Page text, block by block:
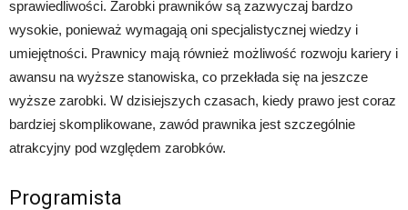
sprawiedliwości. Zarobki prawników są zazwyczaj bardzo
wysokie, ponieważ wymagają oni specjalistycznej wiedzy i
umiejętności. Prawnicy mają również możliwość rozwoju kariery i
awansu na wyższe stanowiska, co przekłada się na jeszcze
wyższe zarobki. W dzisiejszych czasach, kiedy prawo jest coraz
bardziej skomplikowane, zawód prawnika jest szczególnie
atrakcyjny pod względem zarobków.
Programista